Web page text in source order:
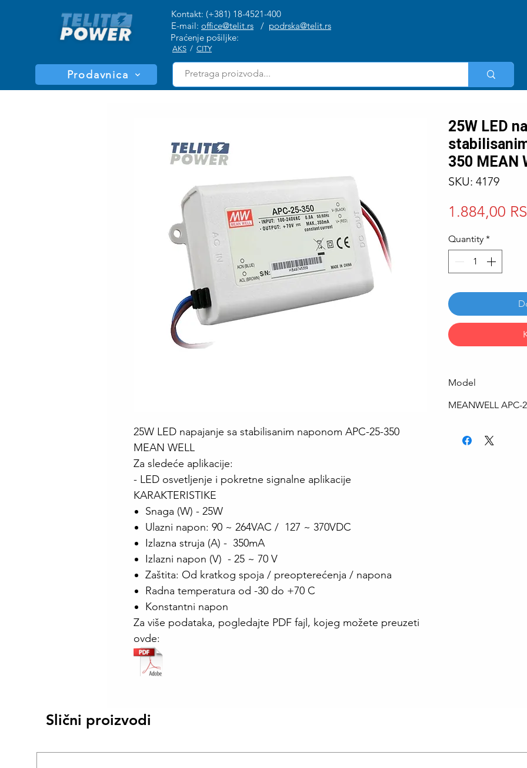
Kontakt: (+381) 18-4521-400
E-mail: office@telit.rs / podrska@telit.rs
Praćenje pošiljke:
AKS / CITY
Prodavnica
25W LED napajanje sa stabilisanim naponom APC-25-350
MEAN WELL
Za sledeće aplikacije:
- LED osvetljenje i pokretne signalne aplikacije
KARAKTERISTIKE
Snaga (W) - 25W
Ulazni napon: 90 ~ 264VAC / 127 ~ 370VDC
Izlazna struja (A) - 350mA
Izlazni napon (V) - 25 ~ 70 V
Zaštita: Od kratkog spoja / preopterećenja / napona
Radna temperatura od -30 do +70 C
Konstantni napon
Za više podataka, pogledajte PDF fajl, kojeg možete preuzeti
ovde:
25W LED
350 MEAN
SKU: 4179
1.884,00
Quantity *
Model
MEANWELL APC-
Slični proizvodi